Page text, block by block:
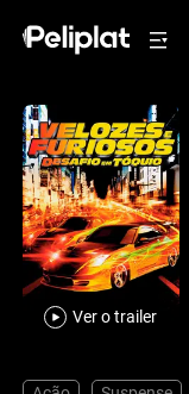
Ver o trailer